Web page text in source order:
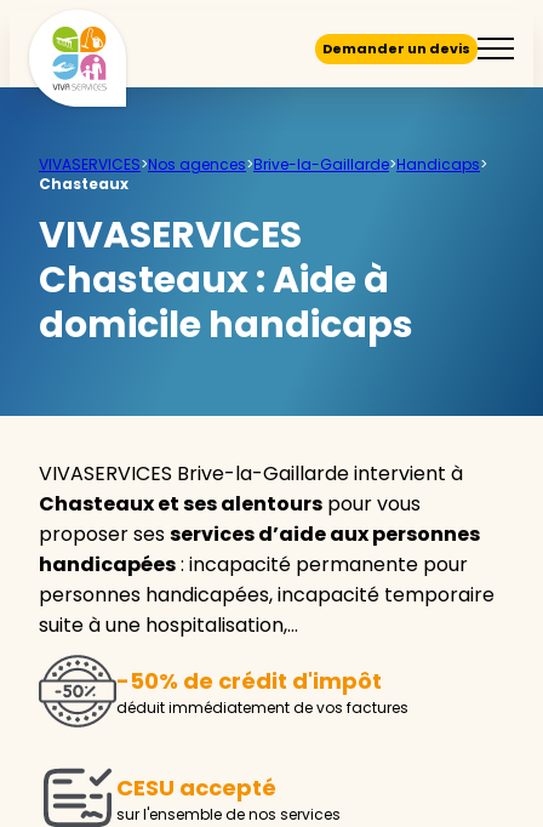
Demander un devis
VIVASERVICES>Nos agences>Brive-la-Gaillarde>Handicaps>
Chasteaux
VIVASERVICES
Chasteaux :Aide à
domicile handicaps
VIVASERVICES Brive-la-Gaillarde intervient à
Chasteaux et ses alentours pour vous
proposer sesservices d’aide aux personnes
handicapées: incapacité permanente pour
personnes handicapées, incapacité temporaire
suite à une hospitalisation,…
-50% de crédit d'impôt
déduit immédiatement de vos factures
CESU accepté
sur l'ensemble de nos services